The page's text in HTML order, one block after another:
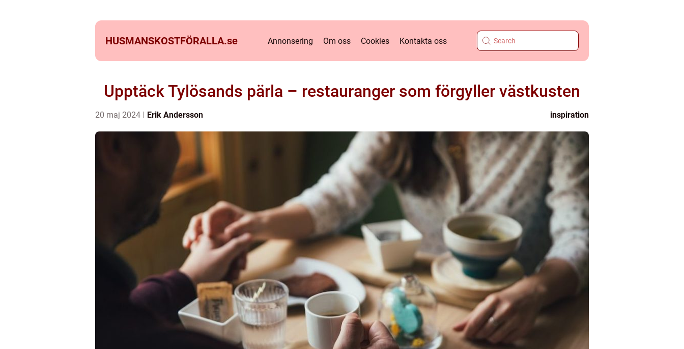
HUSMANSKOSTFÖRALLA.se Annonsering Om oss Cookies Kontakta oss
Upptäck Tylösands pärla – restauranger som förgyller västkusten
20 maj 2024 Erik Andersson inspiration